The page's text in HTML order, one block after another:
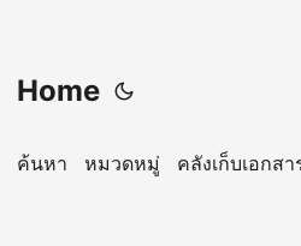
Home
ค้นหา หมวดหมู่ คลังเก็บเอกส